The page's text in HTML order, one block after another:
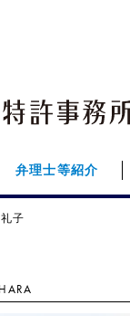
弁理士等紹介
子